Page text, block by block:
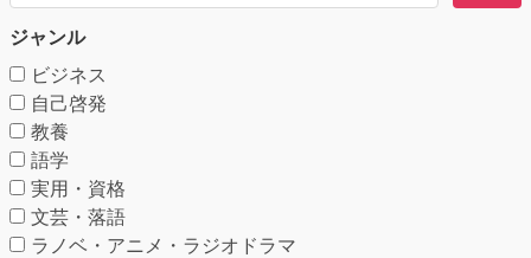
ジャンル
ビジネス
自己啓発
教養
語学
実用・資格
文芸・落語
ラノベ・アニメ・ラジオドラマ